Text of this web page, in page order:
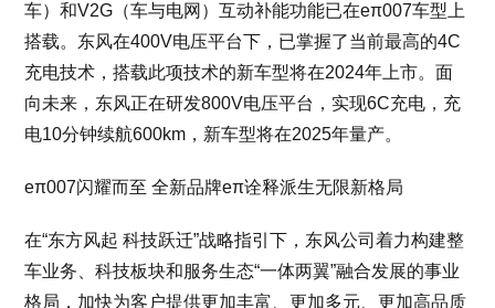
车）和V2G（车与电网）互动补能功能已在eπ007车型上
搭载。东风在400V电压平台下，已掌握了当前最高的4C
充电技术，搭载此项技术的新车型将在2024年上市。面
向未来，东风正在研发800V电压平台，实现6C充电，充
电10分钟续航600km，新车型将在2025年量产。
eπ007闪耀而至 全新品牌eπ诠释派生无限新格局
在“东方风起 科技跃迁”战略指引下，东风公司着力构建整
车业务、科技板块和服务生态“一体两翼”融合发展的事业
格局，加快为客户提供更加丰富、更加多元、更加高品质